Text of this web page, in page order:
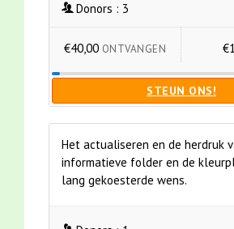
Donors : 3
€40,00 ONTVANGEN
STEUN ONS!
Het actualiseren en de herdruk
informatieve folder en de
lang gekoesterde wens.